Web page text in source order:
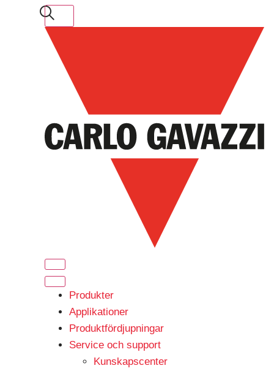
Produkter
Applikationer
Produktfördjupningar
Service och support
Kunskapscenter